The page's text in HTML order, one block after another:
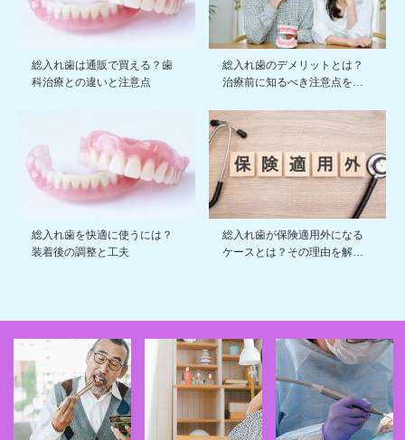
総入れ歯は通販で買える？歯
科治療との違いと注意点
総入れ歯のデメリットとは？
治療前に知るべき注意点を…
総入れ歯を快適に使うには？
装着後の調整と工夫
総入れ歯が保険適用外になる
ケースとは？その理由を解…